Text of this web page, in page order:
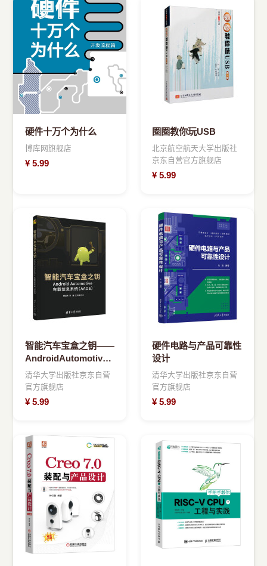
硬件十万个为什么
博库网旗舰店
¥ 5.99
圈圈教你玩USB
北京航空航天大学出版社
京东自营官方旗舰店
¥ 5.99
智能汽车宝盒之钥——
AndroidAutomotive
车载信息系统
清华大学出版社京东自营
官方旗舰店
¥ 5.99
硬件电路与产品可靠性
设计
清华大学出版社京东自营
官方旗舰店
¥ 5.99